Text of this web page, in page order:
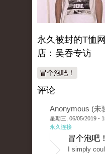
永久被封的T恤网
店：吴吞专访
冒个泡吧！
评论
Anonymous (未
星期三, 06/05/2019 -
永久连接
冒个泡吧
I simply